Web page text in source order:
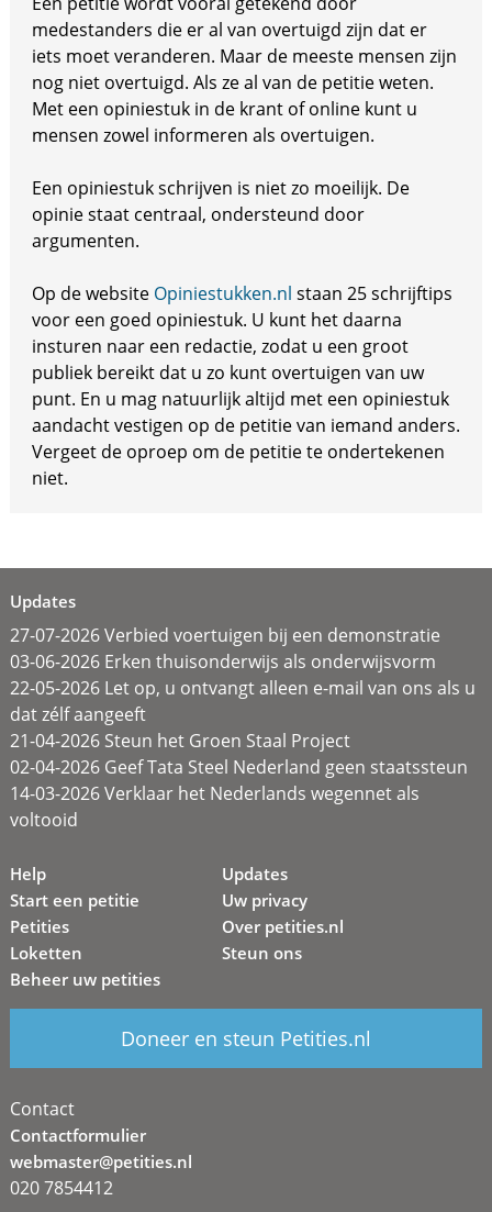
medestanders die er al van overtuigd zijn dat er
iets moet veranderen. Maar de meeste mensen zijn
nog niet overtuigd. Als ze al van de petitie weten.
Met een opiniestuk in de krant of online kunt u
mensen zowel informeren als overtuigen.
Een opiniestuk schrijven is niet zo moeilijk. De
opinie staat centraal, ondersteund door
argumenten.
Op de website Opiniestukken.nl staan 25 schrijftips
voor een goed opiniestuk. U kunt het daarna
insturen naar een redactie, zodat u een groot
publiek bereikt dat u zo kunt overtuigen van uw
punt. En u mag natuurlijk altijd met een opiniestuk
aandacht vestigen op de petitie van iemand anders.
Vergeet de oproep om de petitie te ondertekenen
niet.
Updates
27-07-2026 Verbied voertuigen bij een demonstratie
03-06-2026 Erken thuisonderwijs als onderwijsvorm
22-05-2026 Let op, u ontvangt alleen e-mail van ons als u
dat zélf aangeeft
21-04-2026 Steun het Groen Staal Project
02-04-2026 Geef Tata Steel Nederland geen staatssteun
14-03-2026 Verklaar het Nederlands wegennet als
voltooid
Help
Start een petitie
Petities
Loketten
Beheer uw petities
Updates
Uw privacy
Over petities.nl
Steun ons
Doneer en steun Petities.nl
Contact
Contactformulier
webmaster@petities.nl
020 7854412